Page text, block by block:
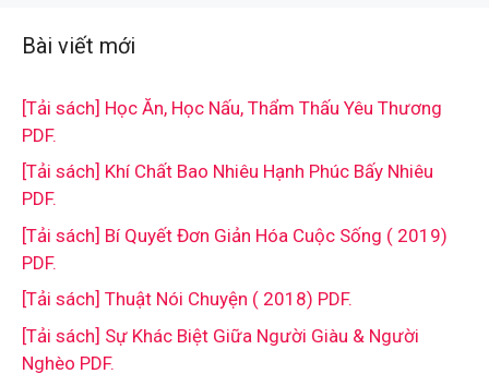
Bài viết mới
[Tải sách] Học Ăn, Học Nấu, Thẩm Thấu Yêu Thương
PDF.
[Tải sách] Khí Chất Bao Nhiêu Hạnh Phúc Bấy Nhiêu
PDF.
[Tải sách] Bí Quyết Đơn Giản Hóa Cuộc Sống ( 2019)
PDF.
[Tải sách] Thuật Nói Chuyện ( 2018) PDF.
[Tải sách] Sự Khác Biệt Giữa Người Giàu & Người
Nghèo PDF.